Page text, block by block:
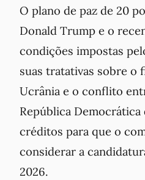
O plano de paz de 20
Donald Trump e o
condições impostas
suas tratativas sobre o
Ucrânia e o conflito
República Democrática
créditos para que o
considerar a
2026.